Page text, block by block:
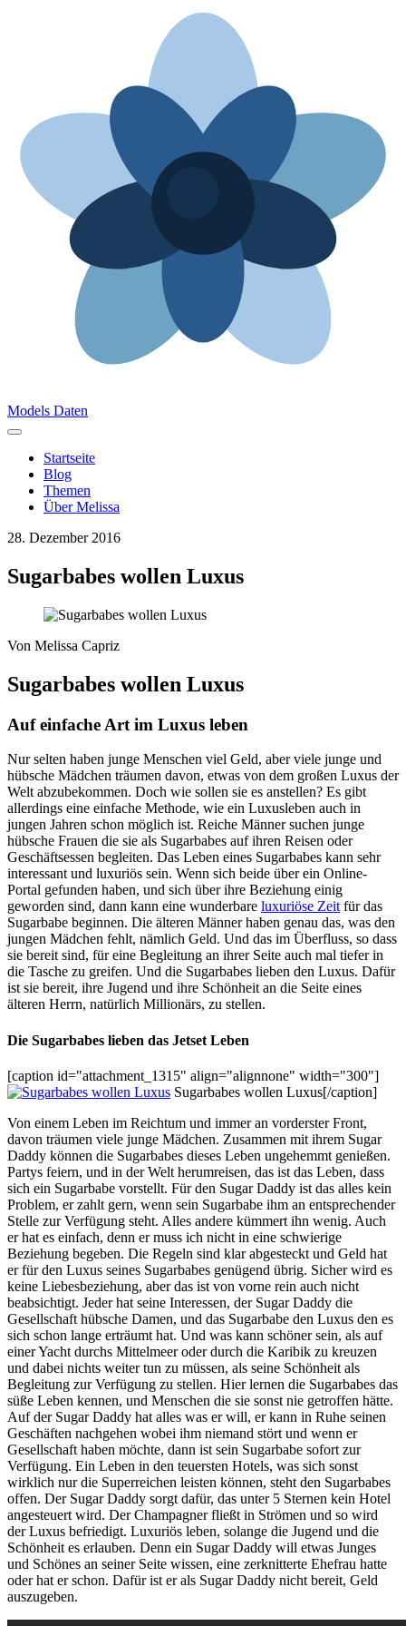
Models Daten
Startseite
Blog
Themen
Über Melissa
28. Dezember 2016
Sugarbabes wollen Luxus
Von Melissa Capriz
Sugarbabes wollen Luxus
Auf einfache Art im Luxus leben
Nur selten haben junge Menschen viel Geld, aber viele junge und
hübsche Mädchen träumen davon, etwas von dem großen Luxus der
Welt abzubekommen. Doch wie sollen sie es anstellen? Es gibt
allerdings eine einfache Methode, wie ein Luxusleben auch in
jungen Jahren schon möglich ist. Reiche Männer suchen junge
hübsche Frauen die sie als Sugarbabes auf ihren Reisen oder
Geschäftsessen begleiten. Das Leben eines Sugarbabes kann sehr
interessant und luxuriös sein. Wenn sich beide über ein Online-
Portal gefunden haben, und sich über ihre Beziehung einig
geworden sind, dann kann eine wunderbare luxuriöse Zeit für das
Sugarbabe beginnen. Die älteren Männer haben genau das, was den
jungen Mädchen fehlt, nämlich Geld. Und das im Überfluss, so dass
sie bereit sind, für eine Begleitung an ihrer Seite auch mal tiefer in
die Tasche zu greifen. Und die Sugarbabes lieben den Luxus. Dafür
ist sie bereit, ihre Jugend und ihre Schönheit an die Seite eines
älteren Herrn, natürlich Millionärs, zu stellen.
Die Sugarbabes lieben das Jetset Leben
[caption id="attachment_1315" align="alignnone" width="300"]
Sugarbabes wollen Luxus[/caption]
Von einem Leben im Reichtum und immer an vorderster Front,
davon träumen viele junge Mädchen. Zusammen mit ihrem Sugar
Daddy können die Sugarbabes dieses Leben ungehemmt genießen.
Partys feiern, und in der Welt herumreisen, das ist das Leben, dass
sich ein Sugarbabe vorstellt. Für den Sugar Daddy ist das alles kein
Problem, er zahlt gern, wenn sein Sugarbabe ihm an entsprechender
Stelle zur Verfügung steht. Alles andere kümmert ihn wenig. Auch
er hat es einfach, denn er muss ich nicht in eine schwierige
Beziehung begeben. Die Regeln sind klar abgesteckt und Geld hat
er für den Luxus seines Sugarbabes genügend übrig. Sicher wird es
keine Liebesbeziehung, aber das ist von vorne rein auch nicht
beabsichtigt. Jeder hat seine Interessen, der Sugar Daddy die
Gesellschaft hübsche Damen, und das Sugarbabe den Luxus den es
sich schon lange erträumt hat. Und was kann schöner sein, als auf
einer Yacht durchs Mittelmeer oder durch die Karibik zu kreuzen
und dabei nichts weiter tun zu müssen, als seine Schönheit als
Begleitung zur Verfügung zu stellen. Hier lernen die Sugarbabes das
süße Leben kennen, und Menschen die sie sonst nie getroffen hätte.
Auf der Sugar Daddy hat alles was er will, er kann in Ruhe seinen
Geschäften nachgehen wobei ihm niemand stört und wenn er
Gesellschaft haben möchte, dann ist sein Sugarbabe sofort zur
Verfügung. Ein Leben in den teuersten Hotels, was sich sonst
wirklich nur die Superreichen leisten können, steht den Sugarbabes
offen. Der Sugar Daddy sorgt dafür, das unter 5 Sternen kein Hotel
angesteuert wird. Der Champagner fließt in Strömen und so wird
der Luxus befriedigt. Luxuriös leben, solange die Jugend und die
Schönheit es erlauben. Denn ein Sugar Daddy will etwas Junges
und Schönes an seiner Seite wissen, eine zerknitterte Ehefrau hatte
oder hat er schon. Dafür ist er als Sugar Daddy nicht bereit, Geld
auszugeben.